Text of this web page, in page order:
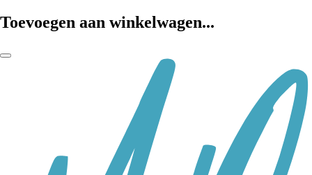
Toevoegen aan winkelwagen...